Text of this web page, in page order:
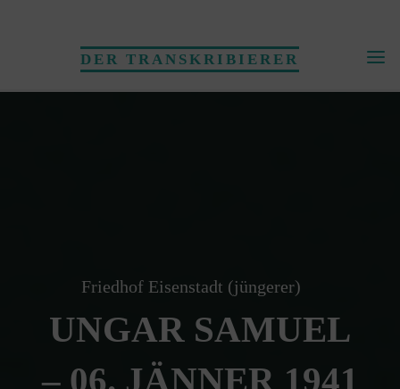
DER TRANSKRIBIERER
Friedhof Eisenstadt (jüngerer)
UNGAR SAMUEL
– 06. JÄNNER 1941